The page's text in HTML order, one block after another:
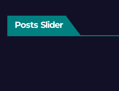
Posts Slider